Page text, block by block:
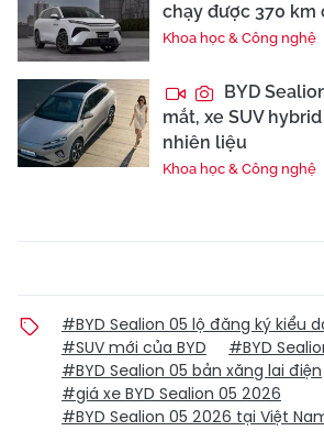
chạy được 370 km
Khoa học & Công nghệ
BYD
mắt, xe SUV
nhiên liệu
Khoa học & Công nghệ
#BYD Sealion 05 lộ đăng ký kiểu
#SUV mới của BYD
#BYD
#BYD Sealion 05 bản xăng lai điện
#giá xe BYD Sealion 05 2026
#BYD Sealion 05 2026 tại Việt